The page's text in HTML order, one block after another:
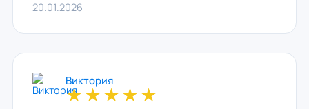
20.01.2026
Виктория
★★★★★